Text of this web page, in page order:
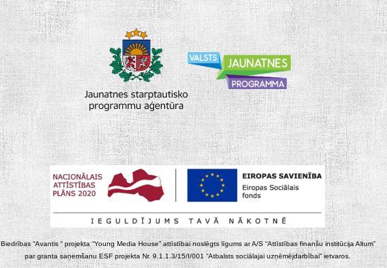
Biedrības “Avantis “ projekta “Young Media House” attīstībai noslēgts līgums ar A/S “Attīstības finanšu institūcija Altum”
par granta saņemšanu ESF projekta Nr. 9.1.1.3/15/I/001 “Atbalsts sociālajai uzņēmējdarbībai” ietvaros.